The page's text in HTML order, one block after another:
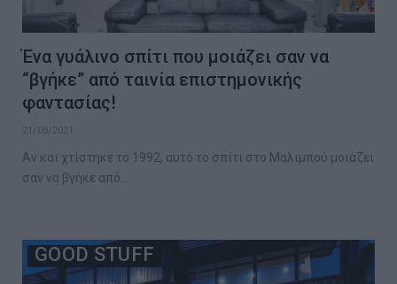
Ένα γυάλινο σπίτι που μοιάζει σαν να
“βγήκε” από ταινία επιστημονικής
φαντασίας!
21/08/2021
Αν και χτίστηκε το 1992, αυτό το σπίτι στο Μαλιμπού μοιάζει
σαν να βγήκε από…
GOOD STUFF